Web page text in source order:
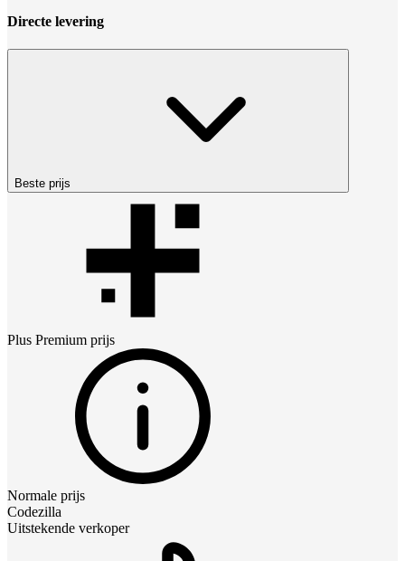
Directe levering
Beste prijs
Plus Premium prijs
Normale prijs
Codezilla
Uitstekende verkoper